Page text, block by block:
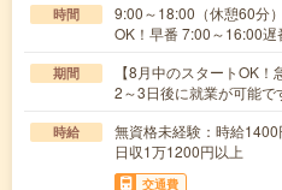
時間
9:00～18:00（休憩60分
OK！早番 7:00～16:00
期間
【8月中のスタートOK
2～3日後に就業が可能で
時給
無資格未経験：時給
日収1万1200円以上
交通費